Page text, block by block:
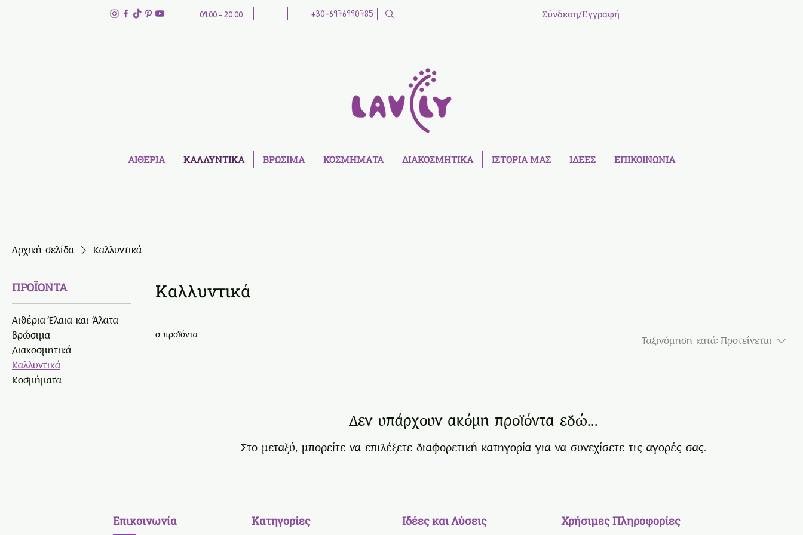
09.00 - 20.00 +30-6976990785 Σύνδεση/Εγγραφή
ΑΙΘΕΡΙΑ ΚΑΛΛΥΝΤΙΚΑ ΒΡΩΣΙΜΑ ΚΟΣΜΗΜΑΤΑ ΔΙΑΚΟΣΜΗΤΙΚΑ ΙΣΤΟΡΙΑ ΜΑΣ ΙΔΕΕΣ ΕΠΙΚΟΙΝΩΝΙΑ
Αρχική σελίδα Καλλυντικά
ΠΡΟΪΟΝΤΑ
Αιθέρια Έλαια και Άλατα
Βρώσιμα
Διακοσμητικά
Καλλυντικά
Κοσμήματα
Καλλυντικά
0 προϊόντα
Ταξινόμηση κατά: Προτείνεται
Δεν υπάρχουν ακόμη προϊόντα εδώ...
Στο μεταξύ, μπορείτε να επιλέξετε διαφορετική κατηγορία για να συνεχίσετε τις αγορές σας.
Επικοινωνία Κατηγορίες Ιδέες και Λύσεις Χρήσιμες Πληροφορίες